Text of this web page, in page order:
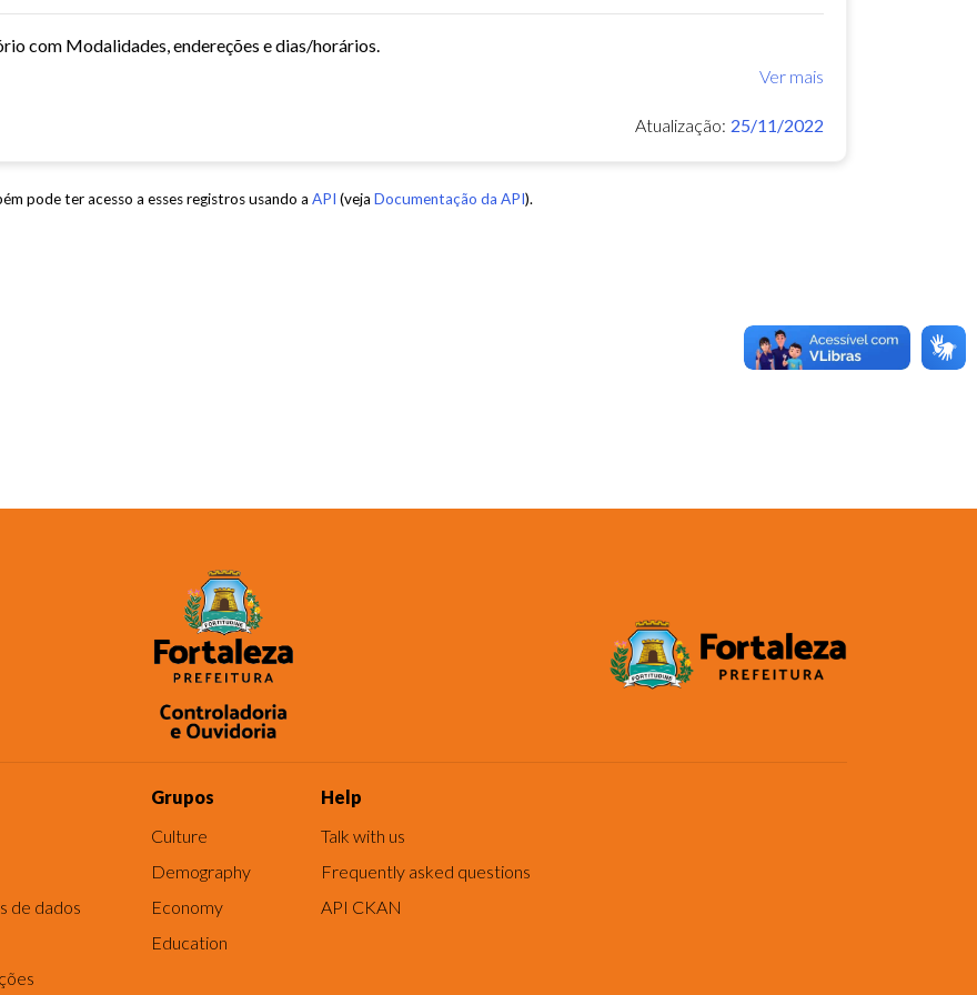
com Modalidades, endereções e dias/horários.
Ver mais
Atualização: 25/11/2022
pode ter acesso a esses registros usando a API (veja Documentação da API).
de dados
Grupos
Culture
Demography
Economy
Education
Help
Talk with us
Frequently asked questions
API CKAN